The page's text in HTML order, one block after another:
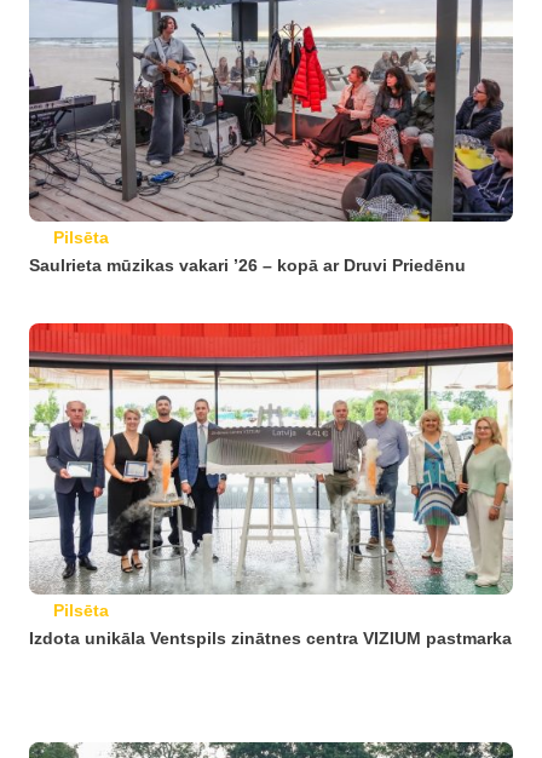
Pilsēta
Saulrieta mūzikas vakari ’26 – kopā ar Druvi Priedēnu
Pilsēta
Izdota unikāla Ventspils zinātnes centra VIZIUM pastmarka